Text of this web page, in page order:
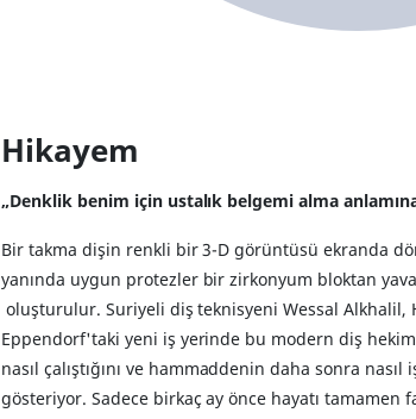
Hikayem
„Denklik benim için ustalık belgemi alma
Bir takma dişin renkli bir 3-D görüntüsü ekranda
yanında uygun protezler bir zirkonyum bloktan
oluşturulur. Suriyeli diş teknisyeni Wessal Alkhalil,
Eppendorf'taki yeni iş yerinde bu modern diş
nasıl çalıştığını ve hammaddenin daha sonra
gösteriyor. Sadece birkaç ay önce hayatı tamamen